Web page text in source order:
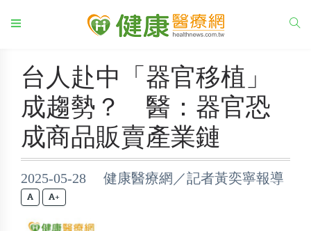
台人赴中「器官移植」
成趨勢？ 醫：器官恐
成商品販賣產業鏈
2025-05-28 健康醫療網／記者黃奕寧報導
+